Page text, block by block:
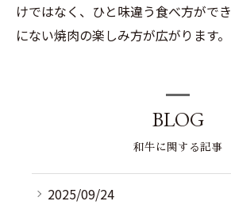
けではなく、ひと味違う食べ方がで
にない焼肉の楽しみ方が広がります。
BLOG
和牛に関する記事
2025/09/24